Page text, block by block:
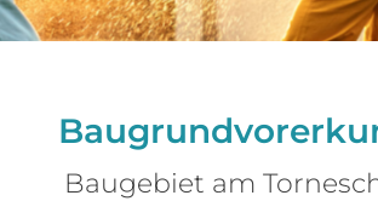
Baugebiet am